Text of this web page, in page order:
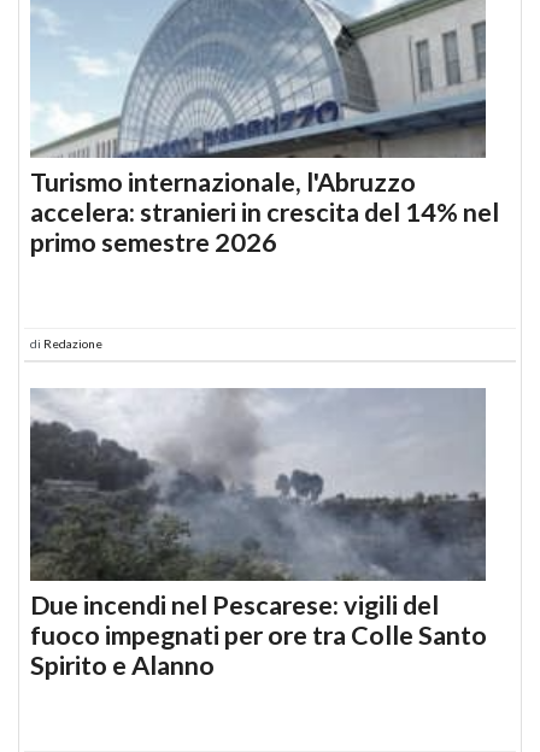
Turismo internazionale, l'Abruzzo
accelera: stranieri in crescita del 14% nel
primo semestre 2026
di Redazione
Due incendi nel Pescarese: vigili del
fuoco impegnati per ore tra Colle Santo
Spirito e Alanno